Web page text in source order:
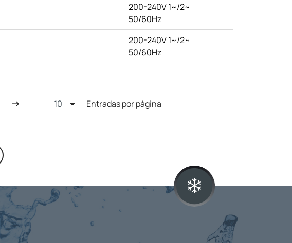
200-240V 1~/2~
50/60Hz
200-240V 1~/2~
50/60Hz
Entradas por página